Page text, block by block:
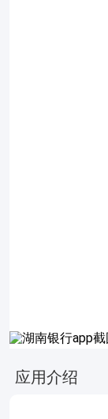
应用介绍